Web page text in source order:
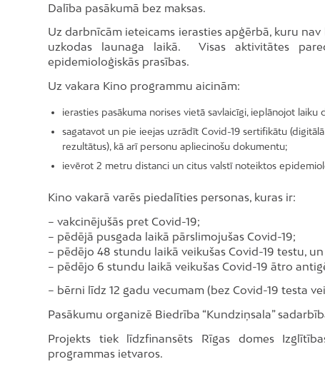
Dalība pasākumā bez maksas.
Uz darbnīcām ieteicams ierasties apģērbā, kuru
uzkodas launaga laikā. Visas aktivitātes
epidemioloģiskās prasības.
Uz vakara Kino programmu aicinām:
ierasties pasākuma norises vietā savlaicīgi, ieplānojot
sagatavot un pie ieejas uzrādīt Covid-19 sertifikātu
rezultātus), kā arī personu apliecinošu dokumentu;
ievērot 2 metru distanci un citus valstī noteiktos
Kino vakarā varēs piedalīties personas, kuras ir:
– vakcinējušās pret Covid-19;
– pēdējā pusgada laikā pārslimojušas Covid-19;
– pēdējo 48 stundu laikā veikušas Covid-19 testu,
– pēdējo 6 stundu laikā veikušas Covid-19 ātro
– bērni līdz 12 gadu vecumam (bez Covid-19 testa
Pasākumu organizē Biedrība “Kundziņsala”
Projekts tiek līdzfinansēts Rīgas domes
programmas ietvaros.